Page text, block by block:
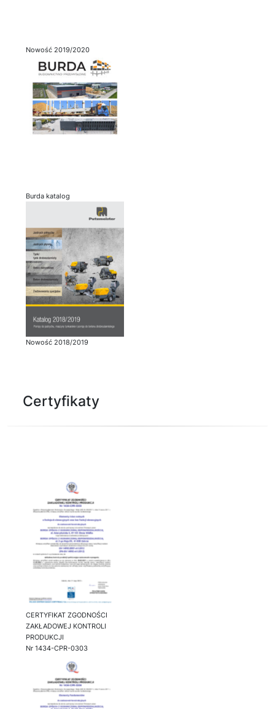
Nowość 2019/2020
Burda katalog
Nowość 2018/2019
Certyfikaty
CERTYFIKAT ZGODNOŚCI
ZAKŁADOWEJ KONTROLI
PRODUKCJI
Nr 1434-CPR-0303